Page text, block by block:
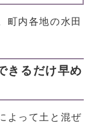
町内各地の水田
きるだけ早め
よって土と混ぜ